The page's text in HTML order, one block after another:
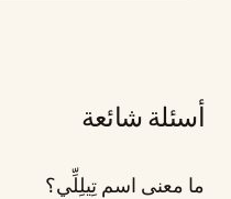
أسئلة شائعة
ما معنى اسم تِيلِلِّي؟